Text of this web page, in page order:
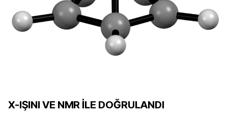
X-IŞINI VE NMR İLE DOĞRULANDI